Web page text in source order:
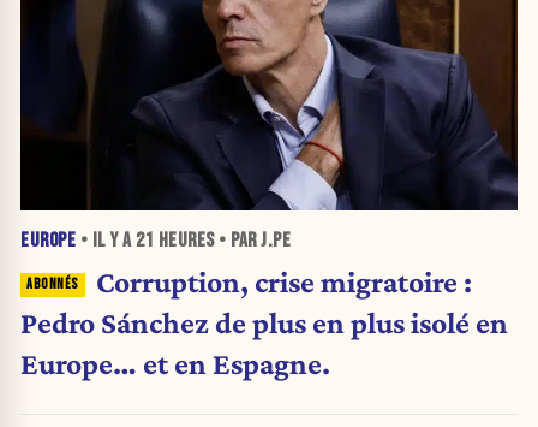
EUROPE • IL Y A 21 HEURES• PAR J.PE
Corruption, crise migratoire :
Pedro Sánchez de plus en plus isolé en
Europe… et en Espagne.